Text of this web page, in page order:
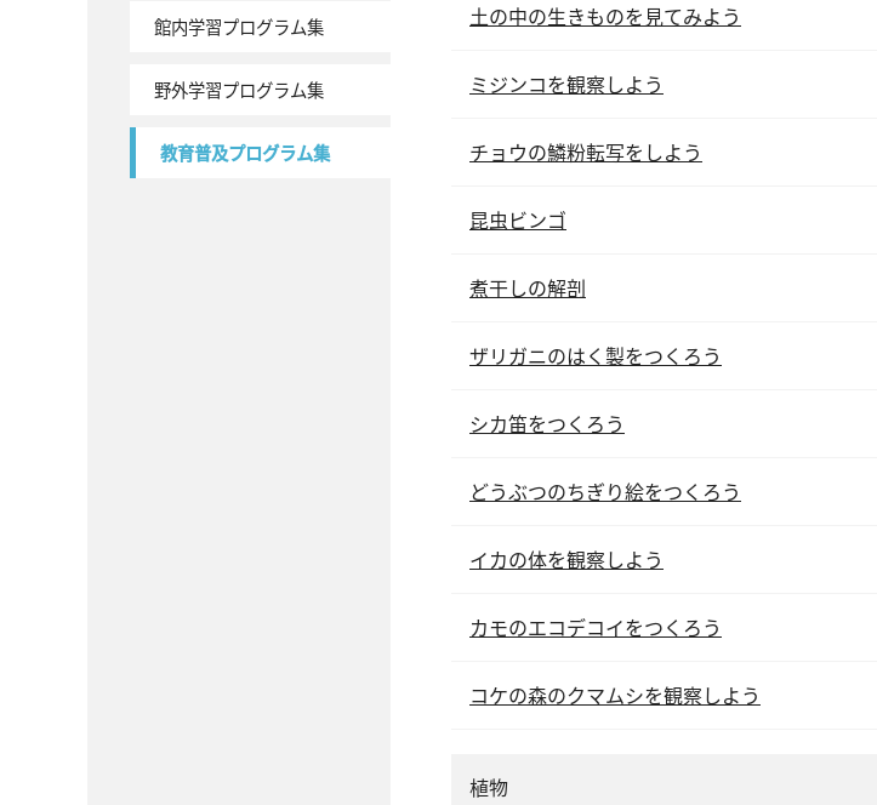
館内学習プログラム集
野外学習プログラム集
教育普及プログラム集
土の中の生きものを見てみよう
ミジンコを観察しよう
チョウの鱗粉転写をしよう
昆虫ビンゴ
煮干しの解剖
ザリガニのはく製をつくろう
シカ笛をつくろう
どうぶつのちぎり絵をつくろう
イカの体を観察しよう
カモのエコデコイをつくろう
コケの森のクマムシを観察しよう
植物